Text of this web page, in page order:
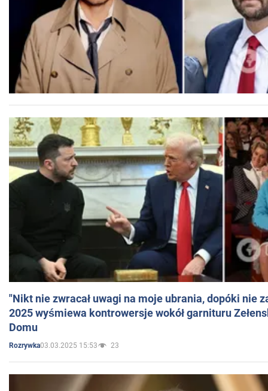
"Nikt nie zwracał uwagi na moje ubrania, dopóki nie
2025 wyśmiewa kontrowersje wokół garnituru
Domu
Rozrywka03.03.2025 15:53 23